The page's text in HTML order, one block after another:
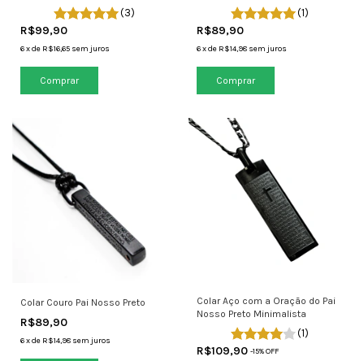
(3)
R$99,90
6xde R$16,65 sem juros
Comprar
(1)
R$89,90
6 xde R$14,98 sem juros
Colar Couro Pai Nosso Preto
R$89,90
6xde R$14,98 sem juros
Colar Aço com a Oração do Pai
Nosso Preto Minimalista
(1)
R$109,90 -15% OFF